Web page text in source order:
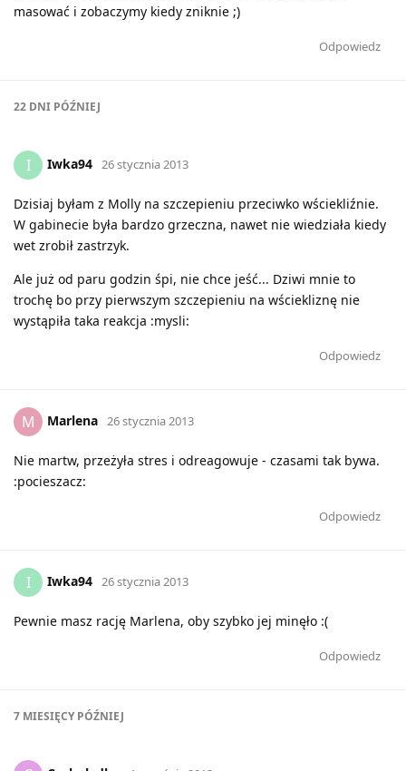
masować i zobaczymy kiedy zniknie ;)
Odpowiedz
22 DNI PÓŹNIEJ
I Iwka94 26 stycznia 2013
Dzisiaj byłam z Molly na szczepieniu przeciwko wściekliźnie.
W gabinecie była bardzo grzeczna, nawet nie wiedziała kiedy
wet zrobił zastrzyk.
Ale już od paru godzin śpi, nie chce jeść... Dziwi mnie to
trochę bo przy pierwszym szczepieniu na wściekliznę nie
wystąpiła taka reakcja :mysli:
Odpowiedz
M Marlena 26 stycznia 2013
Nie martw, przeżyła stres i odreagowuje - czasami tak bywa.
:pocieszacz:
Odpowiedz
I Iwka94 26 stycznia 2013
Pewnie masz rację Marlena, oby szybko jej minęło :(
Odpowiedz
7 MIESIĘCYPÓŹNIEJ